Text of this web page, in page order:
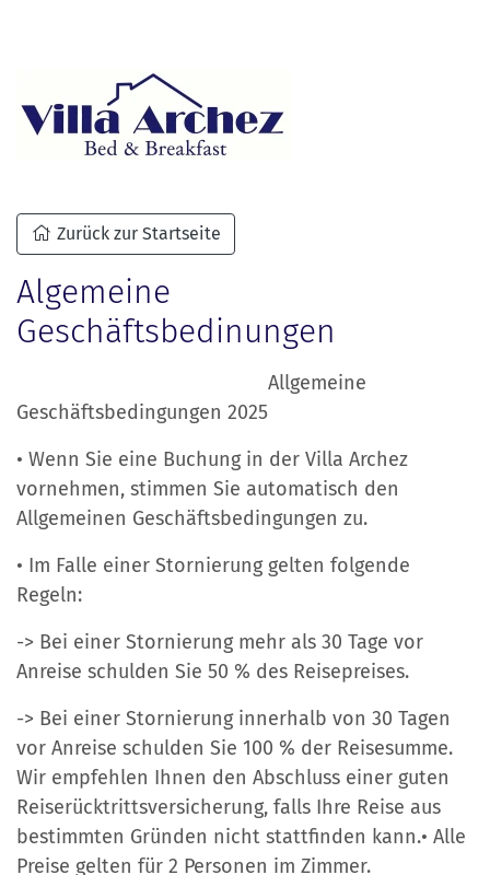
Zurück zur Startseite
Algemeine
Geschäftsbedinungen
Allgemeine
Geschäftsbedingungen 2025
• Wenn Sie eine Buchung in der Villa Archez
vornehmen, stimmen Sie automatisch den
Allgemeinen Geschäftsbedingungen zu.
• Im Falle einer Stornierung gelten folgende
Regeln:
-> Bei einer Stornierung mehr als 30 Tage vor
Anreise schulden Sie 50 % des Reisepreises.
-> Bei einer Stornierung innerhalb von 30 Tagen
vor Anreise schulden Sie 100 % der Reisesumme.
Wir empfehlen Ihnen den Abschluss einer guten
Reiserücktrittsversicherung, falls Ihre Reise aus
bestimmten Gründen nicht stattfinden kann.• Alle
Preise gelten für 2 Personen im Zimmer.